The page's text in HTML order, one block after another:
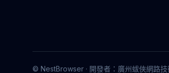
© NestBrowser · 開發者：廣州蛂俠網路